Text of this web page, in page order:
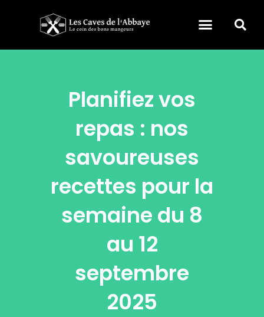
Planifiez vos
repas : nos
savoureuses
recettes pour la
semaine du 8
au 12
septembre
2025